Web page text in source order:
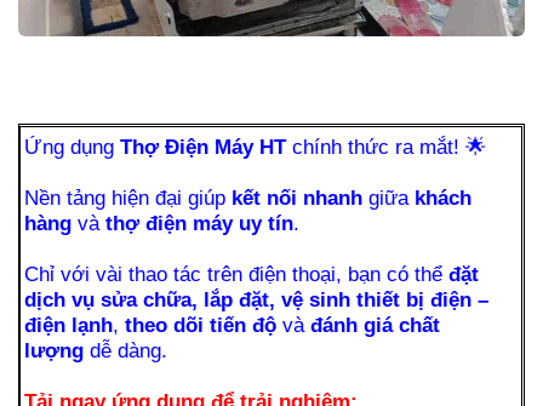
Ứng dụngThợ Điện Máy HTchính thức ra mắt!🌟
Nền tảng hiện đại giúp kết nối nhanh giữa khách
hàng vàthợ điện máy uy tín.
Chỉ với vài thao tác trên điện thoại, bạn có thểđặt
dịch vụ sửa chữa, lắp đặt, vệ sinh thiết bị điện –
điện lạnh,theo dõi tiến độ vàđánh giá chất
lượng dễ dàng.
Tải ngay ứng dụng để trải nghiệm: